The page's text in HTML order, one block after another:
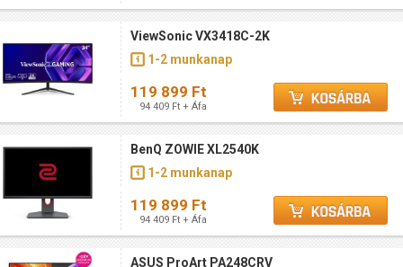
ViewSonic VX3418C-2K
1-2 munkanap
119 899 Ft
94 409 Ft + Áfa
BenQ ZOWIE XL2540K
1-2 munkanap
119 899 Ft
94 409 Ft + Áfa
ASUS ProArt PA248CRV